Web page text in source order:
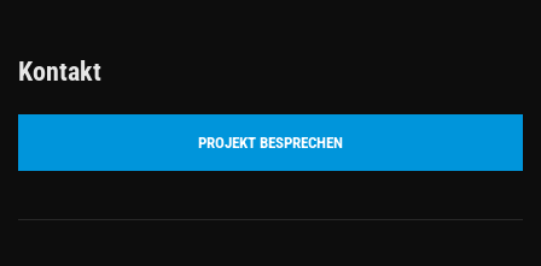
Kontakt
PROJEKT BESPRECHEN